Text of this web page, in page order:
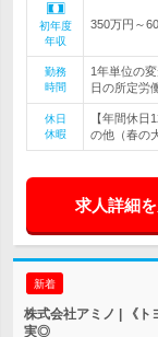
初年度
年収
350万円～
勤務
時間
1年単位の
日の所定労
休日
休暇
【年間休
の他（春の
求人詳細
新着
株式会社アミノ | 《ト
実◎